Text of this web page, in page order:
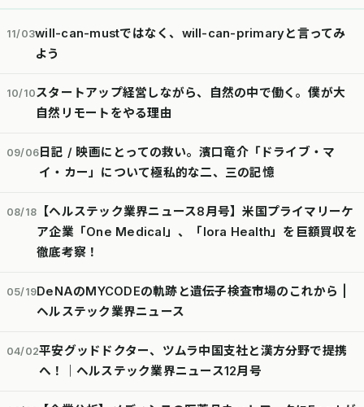
11/03will-can-mustではなく、will-can-primaryと言ってみ
よう
10/10スタートアップ経営しながら、自然の中で働く。僕が大
自然リモートをやる理由
09/06日記 / 映画にとっての救い。濱口竜介「ドライブ・マ
イ・カー」について極私的な二、三の記憶
08/18
【ヘルステック業界ニュース8月号】米国プライマリーケ
ア企業「One Medical」、「lora Health」を巨額買収を
徹底考察！
05/19DeNAのMYCODEの軌跡と遺伝子検査市場のこれから |
ヘルステック業界ニュース
04/02平安グッドドクター、ツムラ中国支社と漢方分野で提携
へ！｜ヘルステック業界ニュース12月号